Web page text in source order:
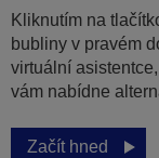
Kliknutím na
bubliny v pravém
virtuální
vám nabídne
Začít hned